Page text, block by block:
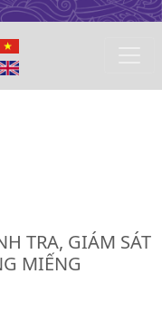
TRA, GIÁM SÁT
MIẾNG